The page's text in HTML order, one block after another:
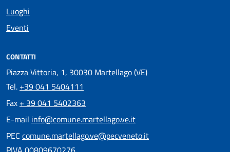
Luoghi
Eventi
CONTATTI
Piazza Vittoria, 1, 30030 Martellago (VE)
Tel. +39 041 5404111
Fax + 39 041 5402363
E-mail info@comune.martellago.ve.it
PEC comune.martellago.ve@pecveneto.it